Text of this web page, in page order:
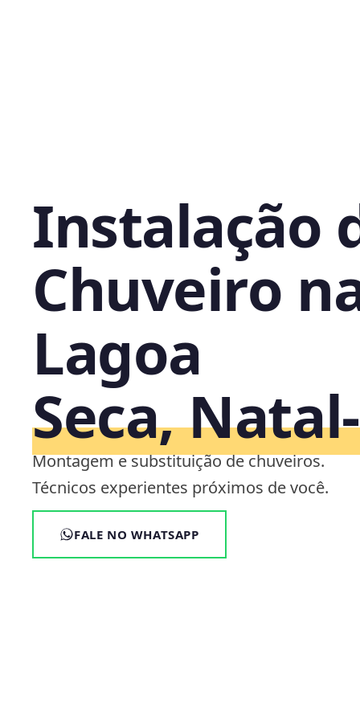
Instalação
Chuveiro
Lagoa
Seca,
Montagem e substituição de chuveiros.
Técnicos experientes próximos de você.
FALE NO WHATSAPP